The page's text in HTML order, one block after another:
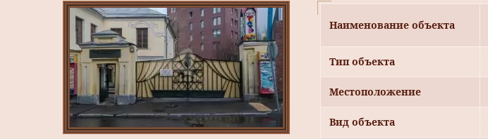
Наименование объекта
Тип объекта
Местоположение
Вид объекта